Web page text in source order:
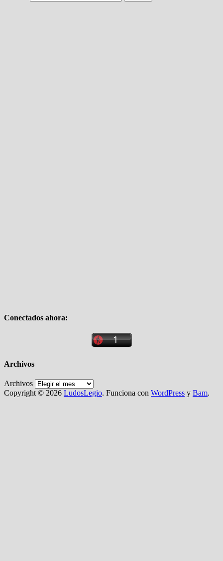
Conectados ahora:
Archivos
Archivos
Copyright © 2026 LudosLegio. Funciona con WordPress y Bam.